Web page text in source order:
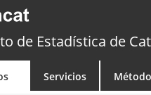
de Estadística de
Servicios